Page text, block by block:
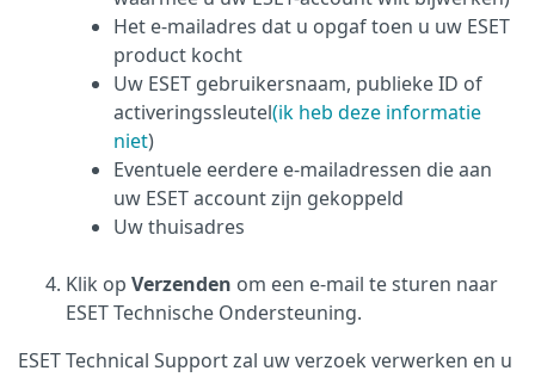
Het e-mailadres dat u opgaf toen u uw ESET
product kocht
Uw ESET gebruikersnaam, publieke ID of
activeringssleutel(ik heb deze informatie
niet)
Eventuele eerdere e-mailadressen die aan
uw ESET account zijn gekoppeld
Uw thuisadres
Klik op Verzenden om een e-mail te sturen naar
ESET Technische Ondersteuning.
ESET Technical Support zal uw verzoek verwerken en u